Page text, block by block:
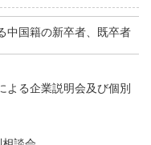
中国籍の新卒者、既卒者
よる企業説明会及び個別